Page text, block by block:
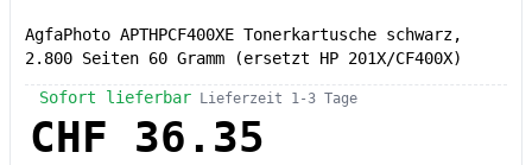
AgfaPhoto APTHPCF400XE Tonerkartusche schwarz,
2.800 Seiten 60 Gramm (ersetzt HP 201X/CF400X)
Sofort lieferbar Lieferzeit 1-3 Tage
CHF 36.35